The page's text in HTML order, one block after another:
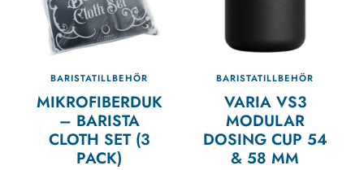
BARISTATILLBEHÖR
MIKROFIBERDUK
– BARISTA
CLOTH SET (3
PACK)
BARISTATILLBEHÖR
VARIA VS3
MODULAR
DOSING CUP 54
& 58 MM